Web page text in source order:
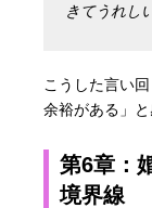
きてうれし
こうした言い
余裕がある」
第6章：
境界線